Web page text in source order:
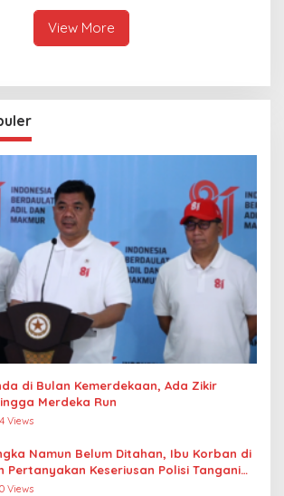
View More
di Bulan Kemerdekaan, Ada Zikir
Merdeka Run
Views
Namun Belum Ditahan, Ibu Korban di
Pertanyakan Keseriusan Polisi Tangani
Sampai Anaknya Hamil
Views